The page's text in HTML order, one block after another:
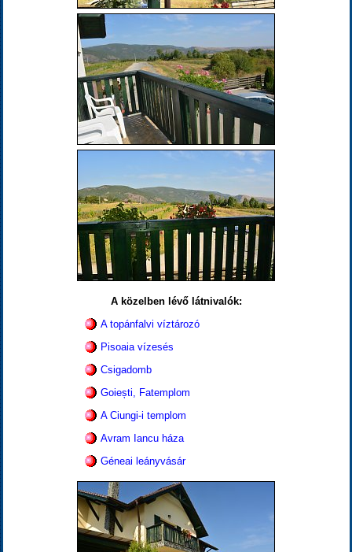
A közelben lévő látnivalók:
A topánfalvi víztározó
Pisoaia vízesés
Csigadomb
Goiești, Fatemplom
A Ciungi-i templom
Avram Iancu háza
Géneai leányvásár